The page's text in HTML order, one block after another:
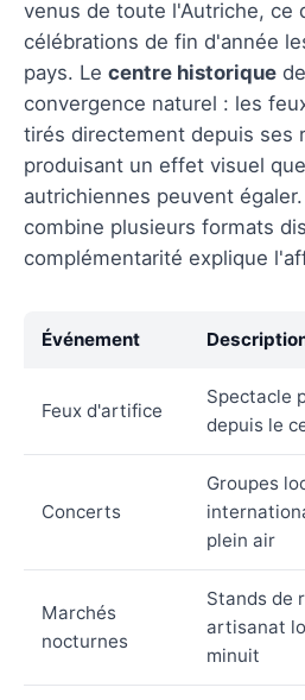
venus de toute l'Autriche, ce
célébrations de fin d'année
pays. Le centre historique
convergence naturel : les
tirés directement depuis ses
produisant un effet visuel
autrichiennes peuvent
combine plusieurs formats
complémentarité explique
Événement
Feux d'artifice
Spectacle
depuis le
Concerts
Groupes
plein air
Marchés
nocturnes
Stands de
artisanat
minuit